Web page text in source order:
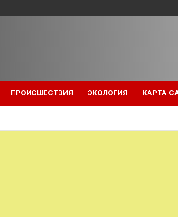
ПРОИСШЕСТВИЯ ЭКОЛОГИЯ КАРТА